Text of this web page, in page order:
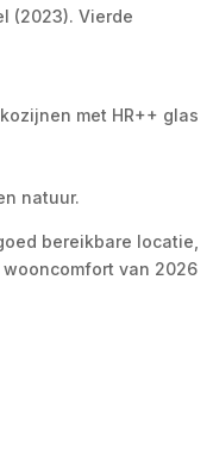
(2023). Vierde
met HR++ glas
natuur.
bereikbare locatie,
van 2026